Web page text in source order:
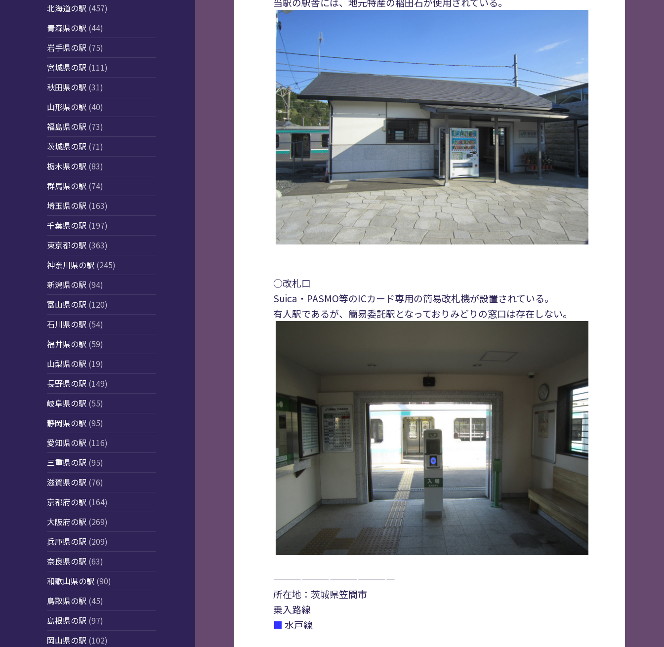
北海道の駅 (457)
青森県の駅 (44)
岩手県の駅 (75)
宮城県の駅 (111)
秋田県の駅 (31)
山形県の駅 (40)
福島県の駅 (73)
茨城県の駅 (71)
栃木県の駅 (83)
群馬県の駅 (74)
埼玉県の駅 (163)
千葉県の駅 (197)
東京都の駅 (363)
神奈川県の駅 (245)
新潟県の駅 (94)
富山県の駅 (120)
石川県の駅 (54)
福井県の駅 (59)
山梨県の駅 (19)
長野県の駅 (149)
岐阜県の駅 (55)
静岡県の駅 (95)
愛知県の駅 (116)
三重県の駅 (95)
滋賀県の駅 (76)
京都府の駅 (164)
大阪府の駅 (269)
兵庫県の駅 (209)
奈良県の駅 (63)
和歌山県の駅 (90)
鳥取県の駅 (45)
島根県の駅 (97)
岡山県の駅 (102)
○改札口
Suica・PASMO等のICカード専用の簡易改札機が設置されている。
有人駅であるが、簡易委託駅となっておりみどりの窓口は存在しない。
—————————————
所在地：茨城県笠間市
乗入路線
■水戸線